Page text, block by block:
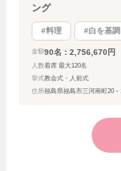
ング
#料理 #白を基調
金額 90名：2,756,670円
人数着席 最大120名
挙式教会式・人前式
住所福島県福島市三河南町20－